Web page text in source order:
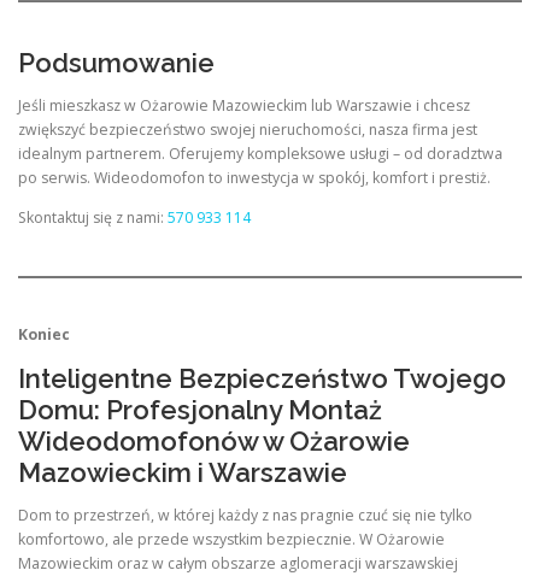
Podsumowanie
Jeśli mieszkasz w Ożarowie Mazowieckim lub Warszawie i chcesz
zwiększyć bezpieczeństwo swojej nieruchomości, nasza firma jest
idealnym partnerem. Oferujemy kompleksowe usługi – od doradztwa
po serwis. Wideodomofon to inwestycja w spokój, komfort i prestiż.
Skontaktuj się z nami: 570 933 114
Koniec
Inteligentne Bezpieczeństwo Twojego
Domu: Profesjonalny Montaż
Wideodomofonów w Ożarowie
Mazowieckim i Warszawie
Dom to przestrzeń, w której każdy z nas pragnie czuć się nie tylko
komfortowo, ale przede wszystkim bezpiecznie. W Ożarowie
Mazowieckim oraz w całym obszarze aglomeracji warszawskiej